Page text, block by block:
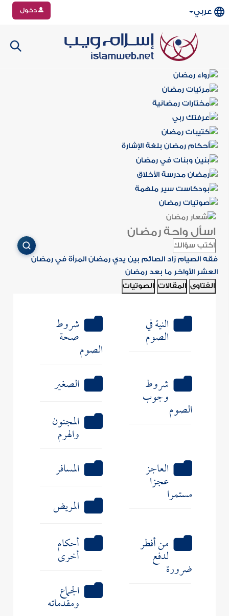
عربي دخول
اسأل واحة رمضان
فقه الصيام زاد الصائم بين يدي رمضان المرأة في رمضان
العشر الأواخر ما بعد رمضان
الفتاوى المقالات الصوتيات
النية في
الصوم
شروط
صحة
الصوم
شروط
وجوب
الصوم
الصغير
المجنون
والهرم
العاجز
عجزا
مستمرا
المسافر
المريض
من أفطر
لدفع
ضرورة
أحكام
أخرى
الجماع
ومقدماته